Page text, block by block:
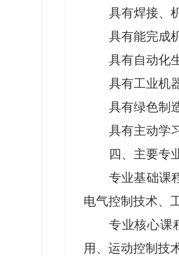
具有焊接、
具有能完成
具有自动化
具有工业机
具有绿色制
具有主动学
四、主要专
专业基础课
电气控制技术、
专业核心课
用、运动控制技